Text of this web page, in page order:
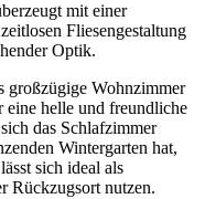
mit einer
Fliesengestaltung
Optik.
großzügige Wohnzimmer
eine helle und freundliche
das Schlafzimmer
Wintergarten hat,
sich ideal als
Rückzugsort nutzen.